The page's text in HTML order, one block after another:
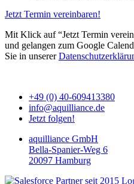
Jetzt Termin vereinbaren!
Mit Klick auf “Jetzt Termin
und gelangen zum Google
Sie in unserer
+49 (0) 40-609413380
info@aquilliance.de
Jetzt folgen!
aquilliance GmbH
Bella-Spanier-Weg 6
20097 Hamburg